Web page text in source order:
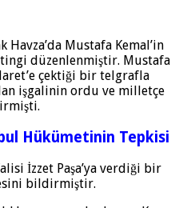
Mustafa Kemal’in
düzenlenmiştir. Mustafa
çektiği bir telgrafla
işgalinin ordu ve milletçe
Hükümetinin Tepkisi
İzzet Paşa’ya verdiği bir
bildirmiştir.